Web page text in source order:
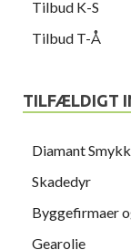
Tilbud K-S
Tilbud T-Å
TILFÆLDIGT
Diamant
Skadedyr
Byggefirmaer
Gearolie